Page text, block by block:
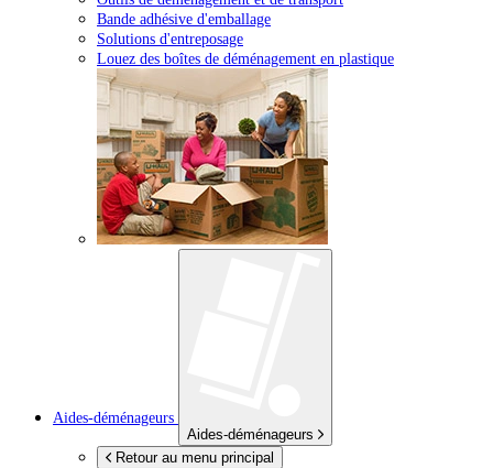
Bande adhésive d'emballage
Solutions d'entreposage
Louez des boîtes de déménagement en plastique
Aides-déménageurs
Aides-déménageurs
Retour au menu principal